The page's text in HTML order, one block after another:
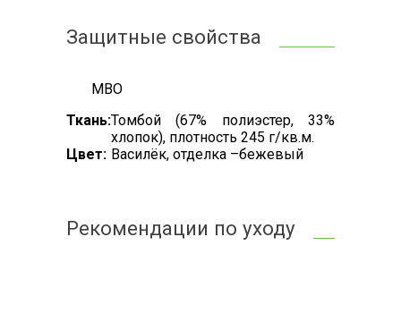
Защитные свойства
МВО
Ткань:Томбой (67% полиэстер, 33%
хлопок), плотность 245 г/кв.м.
Цвет: Василёк, отделка –бежевый
Рекомендации по уходу